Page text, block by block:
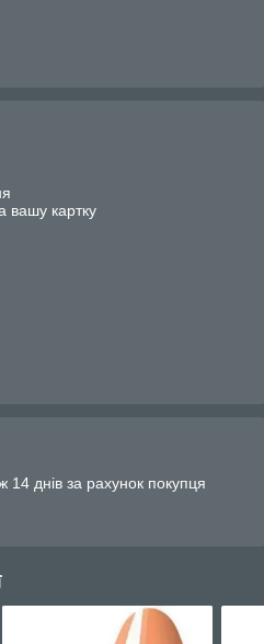
вашу картку
днів за рахунок покупця